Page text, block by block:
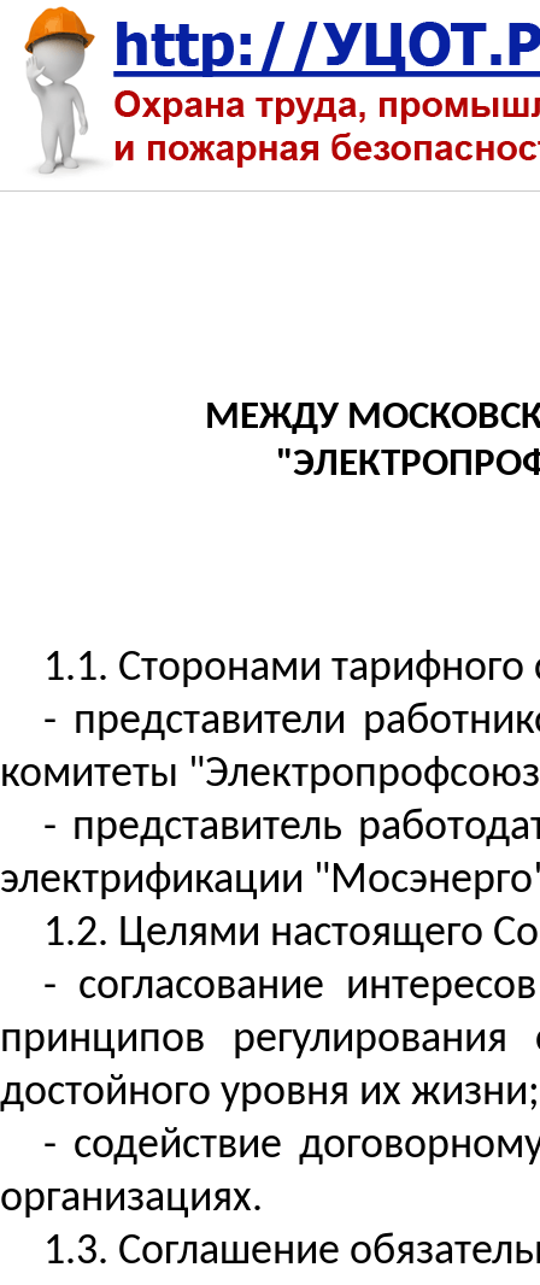
МЕЖДУ
1.1. Сторонами
- представители
комитеты
- представитель
электрификации
1.2. Целями настоящего
- согласование
принципов
достойного уровня их жизни;
- содействие
организациях.
1.3. Соглашение